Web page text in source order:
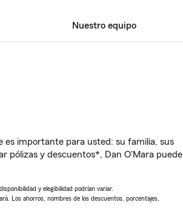
Nuestro equipo
es importante para usted: su familia, sus
pólizas y descuentos*, Dan O'Mara puede
y elegibilidad podrían variar.
Los ahorros, nombres de los descuentos, porcentajes,